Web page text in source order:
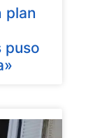
plan
puso